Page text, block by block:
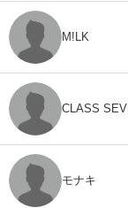
M!LK
CLASS
モナキ